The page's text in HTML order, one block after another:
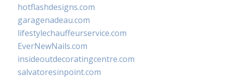
hotflashdesigns.com
garagenadeau.com
lifestylechauffeurservice.com
EverNewNails.com
insideoutdecoratingcentre.com
salvatoresinpoint.com